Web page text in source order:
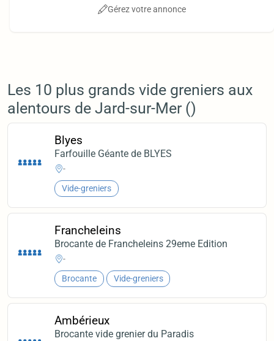
Gérez votre annonce
Les 10 plus grands vide greniers aux
alentours de Jard-sur-Mer ()
Blyes
Farfouille Géante de BLYES
-
Vide-greniers
Francheleins
Brocante de Francheleins 29eme Edition
-
Brocante Vide-greniers
Ambérieux
Brocante vide grenier du Paradis